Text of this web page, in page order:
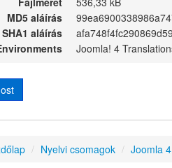
MD5 aláírás
SHA1 aláírás
Joomla! 4
/ Nyelvi csomagok / Joomla